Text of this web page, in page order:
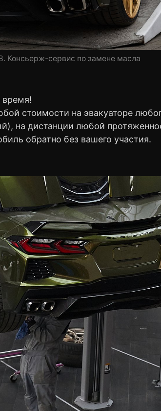
Консьерж-сервис по замене масла
стоимости на эвакуаторе
на дистанции любой
обратно без вашего участия.